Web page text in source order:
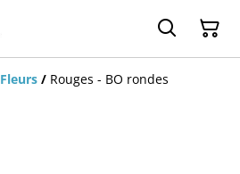
/ Rouges - BO rondes